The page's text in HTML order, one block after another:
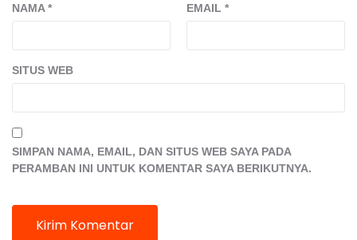
NAMA* EMAIL *
SITUS WEB
SIMPAN NAMA, EMAIL, DAN SITUS WEB SAYA PADA
PERAMBAN INI UNTUK KOMENTAR SAYA BERIKUTNYA.